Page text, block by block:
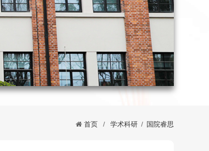
首页 / 学术科研 / 国院睿思